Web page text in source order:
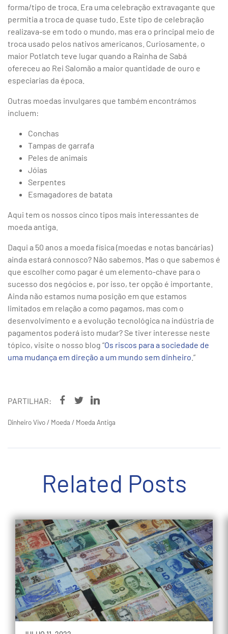
forma/tipo de troca. Era uma celebração extravagante que
permitia a troca de quase tudo. Este tipo de celebração
realizava-se em todo o mundo, mas era o principal meio de
troca usado pelos nativos americanos. Curiosamente, o
maior Potlatch teve lugar quando a Rainha de Sabá
ofereceu ao Rei Salomão a maior quantidade de ouro e
especiarias da época.
Outras moedas invulgares que também encontrámos
incluem:
Conchas
Tampas de garrafa
Peles de animais
Jóias
Serpentes
Esmagadores de batata
Aqui tem os nossos cinco tipos mais interessantes de
moeda antiga.
Daqui a 50 anos a moeda física (moedas e notas bancárias)
ainda estará connosco? Não sabemos. Mas o que sabemos é
que escolher como pagar é um elemento-chave para o
sucesso dos negócios e, por isso, ter opção é importante.
Ainda não estamos numa posição em que estamos
limitados em relação a como pagamos, mas com o
desenvolvimento e a evolução tecnológica na indústria de
pagamentos poderá isto mudar? Se tiver interesse neste
tópico, visite o nosso blog “Os riscos para a sociedade de
uma mudança em direção a um mundo sem dinheiro .”
PARTILHAR:
Dinheiro Vivo / Moeda / Moeda Antiga
Related Posts